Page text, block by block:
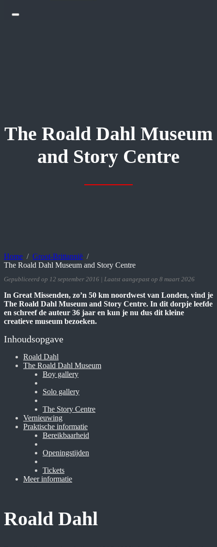
The Roald Dahl Museum
and Story Centre
Home
Groot-Brittannië
The Roald Dahl Museum and Story Centre
Gepubliceerd op 12 september 2016 | Laatst aangepast op 8 maart 2026
In Great Missenden, zo’n 50 km noordwest van Londen, vind je
The Roald Dahl Museum and Story Centre. In dit dorpje leefde
en schreef de auteur 36 jaar en kun je nu dus dit kleine
creatieve museum bezoeken.
Inhoudsopgave
Roald Dahl
The Roald Dahl Museum
Boy gallery
Solo gallery
The Story Centre
Vernieuwing
Praktische informatie
Bereikbaarheid
Openingstijden
Tickets
Meer informatie
Roald Dahl